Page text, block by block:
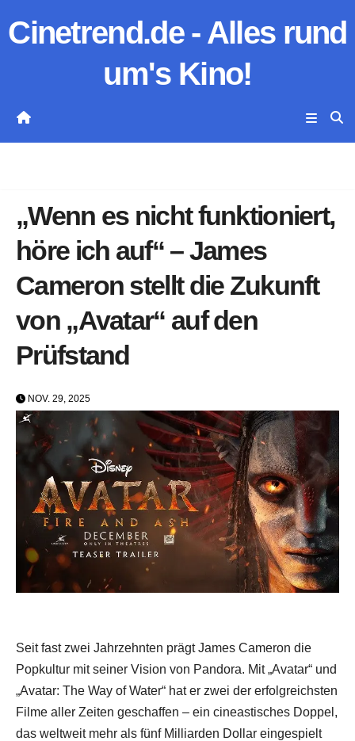
Inhalt
Cinetrend.de - Alles rund
um's Kino!
„Wenn es nicht funktioniert,
höre ich auf“ – James
Cameron stellt die Zukunft
von „Avatar“ auf den
Prüfstand
NOV. 29, 2025
Seit fast zwei Jahrzehnten prägt James Cameron die
Popkultur mit seiner Vision von Pandora. Mit „Avatar“ und
„Avatar: The Way of Water“ hat er zwei der erfolgreichsten
Filme aller Zeiten geschaffen – ein cineastisches Doppel,
das weltweit mehr als fünf Milliarden Dollar eingespielt